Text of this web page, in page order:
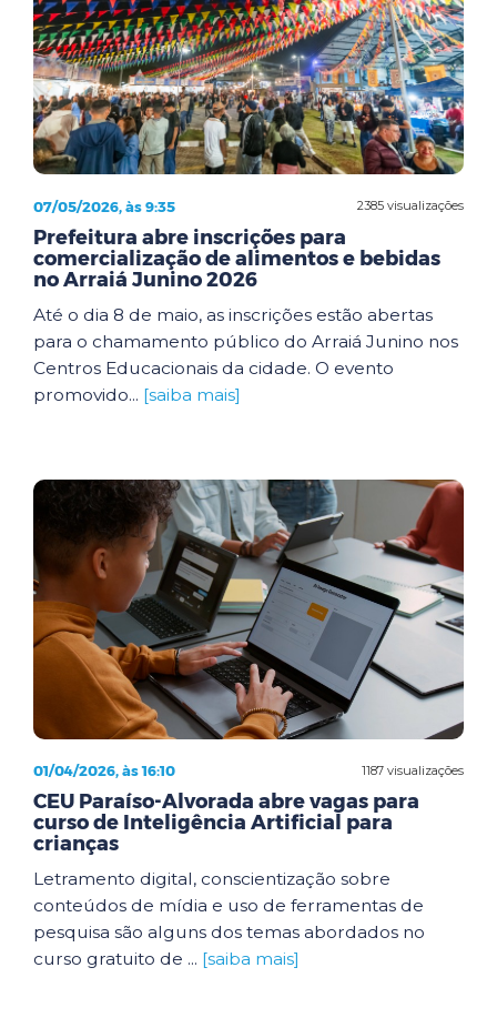
2385 visualizações
07/05/2026, às 9:35
Prefeitura abre inscrições para
comercialização de alimentos e bebidas
no Arraiá Junino 2026
Até o dia 8 de maio, as inscrições estão abertas
para o chamamento público do Arraiá Junino nos
Centros Educacionais da cidade. O evento
promovido... [saiba mais]
1187 visualizações
01/04/2026, às 16:10
CEU Paraíso-Alvorada abre vagas para
curso de Inteligência Artificial para
crianças
Letramento digital, conscientização sobre
conteúdos de mídia e uso de ferramentas de
pesquisa são alguns dos temas abordados no
curso gratuito de ... [saiba mais]